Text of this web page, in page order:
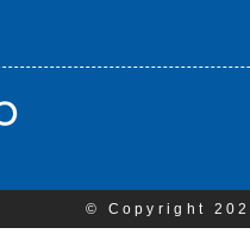
© Copyright